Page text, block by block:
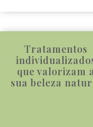
Tratamentos
que valorizam a
sua beleza